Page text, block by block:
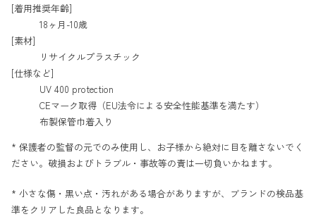
[着用推奨年齢]
18ヶ月-10歳
[素材]
リサイクルプラスチック
[仕様など]
UV 400 protection
CEマーク取得（EU法令による安全性能基準を満たす）
布製保管巾着入り
* 保護者の監督の元でのみ使用し、お子様から絶対に目を離さないでく
ださい。破損およびトラブル・事故等の責は一切負いかねます。
* 小さな傷・黒い点・汚れがある場合がありますが、ブランドの検品基
準をクリアした良品となります。